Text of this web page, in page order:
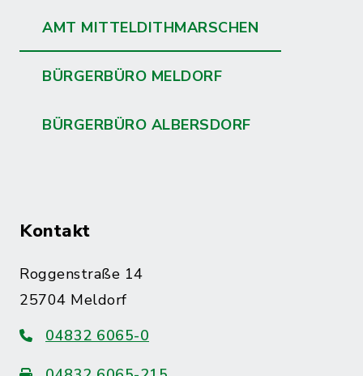
AMT MITTELDITHMARSCHEN
BÜRGERBÜRO MELDORF
BÜRGERBÜRO ALBERSDORF
Kontakt
Roggenstraße 14
25704 Meldorf
04832 6065-0